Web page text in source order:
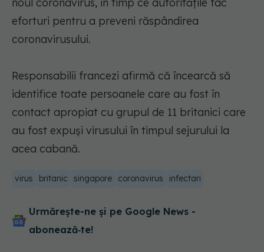
noul coronavirus, în timp ce autorităţile fac
eforturi pentru a preveni răspândirea
coronavirusului.
Responsabilii francezi afirmă că încearcă să
identifice toate persoanele care au fost în
contact apropiat cu grupul de 11 britanici care
au fost expuşi virusului în timpul sejurului la
acea cabană.
virus britanic singapore coronavirus infectari
Urmărește-ne și pe Google News -
abonează‑te!